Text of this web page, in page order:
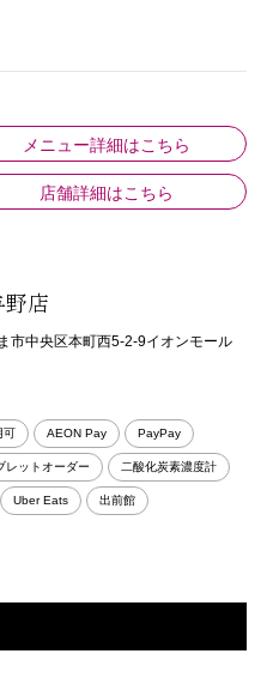
メニュー詳細はこちら
店舗詳細はこちら
野店
市中央区本町西5-2-9イオンモール
可 AEON Pay PayPay
レットオーダー 二酸化炭素濃度計
Uber Eats 出前館